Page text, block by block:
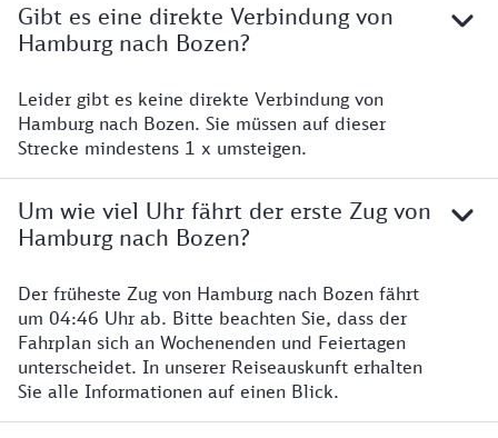
Gibt es eine direkte Verbindung von
Hamburg nach Bozen?
Leider gibt es keine direkte Verbindung von
Hamburg nach Bozen. Sie müssen auf dieser
Strecke mindestens 1 x umsteigen.
Um wie viel Uhr fährt der erste Zug von
Hamburg nach Bozen?
Der früheste Zug von Hamburg nach Bozen fährt
um 04:46 Uhr ab. Bitte beachten Sie, dass der
Fahrplan sich an Wochenenden und Feiertagen
unterscheidet. In unserer Reiseauskunft erhalten
Sie alle Informationen auf einen Blick.